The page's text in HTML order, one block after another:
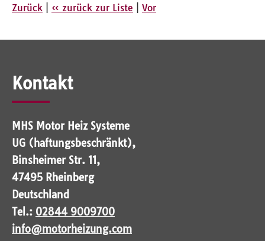
Zurück « zurück zur Liste Vor
Kontakt
MHS Motor Heiz Systeme
UG (haftungsbeschränkt),
Binsheimer Str. 11,
47495 Rheinberg
Deutschland
Tel.: 02844 9009700
info@motorheizung.com